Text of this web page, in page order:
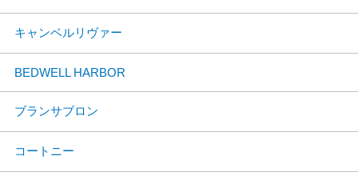
キャンベルリヴァー
BEDWELL HARBOR
ブランサブロン
コートニー